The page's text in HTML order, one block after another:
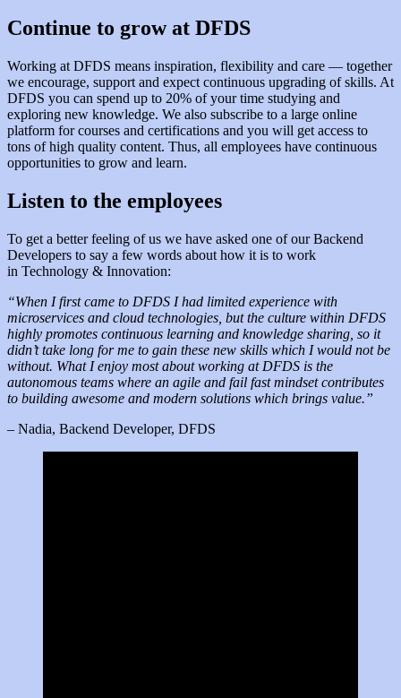
Continue to grow at DFDS
Working at DFDS means inspiration, flexibility and care — together
we encourage, support and expect continuous upgrading of skills. At
DFDS you can spend up to 20% of your time studying and
exploring new knowledge. We also subscribe to a large online
platform for courses and certifications and you will get access to
tons of high quality content. Thus, all employees have continuous
opportunities to grow and learn.
Listen to the employees
To get a better feeling of us we have asked one of our Backend
Developers to say a few words about how it is to work
in Technology & Innovation:
“When I first came to DFDS I had limited experience with
microservices and cloud technologies, but the culture within DFDS
highly promotes continuous learning and knowledge sharing, so it
didn’t take long for me to gain these new skills which I would not be
without. What I enjoy most about working at DFDS is the
autonomous teams where an agile and fail fast mindset contributes
to building awesome and modern solutions which brings value.”
– Nadia, Backend Developer, DFDS